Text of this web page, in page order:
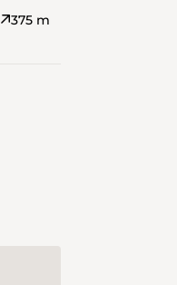
375 m